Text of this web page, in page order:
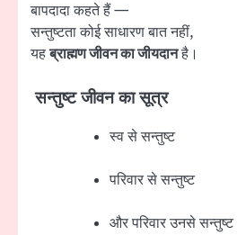
बापदादा कहते हैं —
सन्तुष्टता कोई साधारण बात नहीं,
यहब्राह्मण जीवन का जीयदानहै।
सन्तुष्ट जीवन का सूत्र
स्व से सन्तुष्ट
परिवार से सन्तुष्ट
और परिवार उनसे सन्तुष्ट